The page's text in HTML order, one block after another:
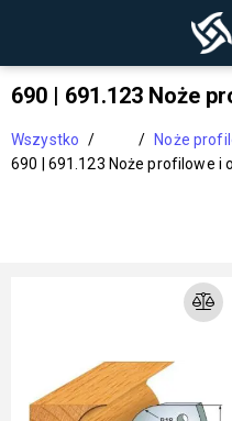
690 | 691.123 Noże
Wszystko / / Noże
690 | 691.123 Noże profilowe i